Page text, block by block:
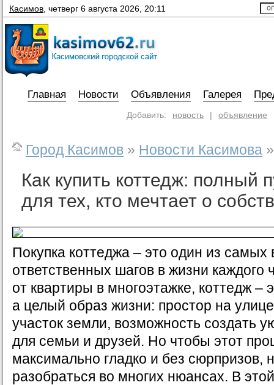
Касимов четверг 6 августа 2026, 20:11
Главная Новости Объявления Галерея
Добавить: новость | объявление
Город Касимов » Новости Касимова »
Как купить коттедж: полный
для тех, кто мечтает о
Покупка коттеджа – это один из
ответственных шагов в жизни каждого
от квартиры в многоэтажке, коттедж –
а целый образ жизни: простор на
участок земли, возможность создать
для семьи и друзей. Но чтобы этот
максимально гладко и без сюрпризов,
разобраться во многих нюансах. В